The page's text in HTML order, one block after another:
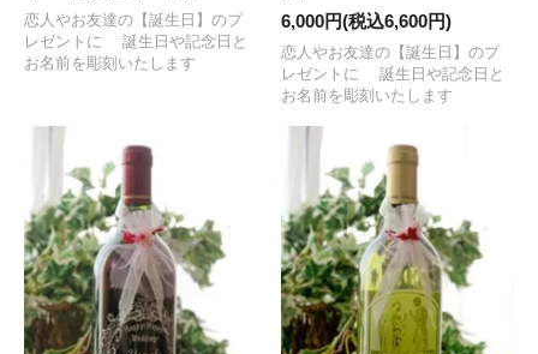
恋人やお友達の【誕生日】のプ
レゼントに 誕生日や記念日と
お名前を彫刻いたします
6,000円(税込6,600円)
恋人やお友達の【誕生日】のプ
レゼントに 誕生日や記念日と
お名前を彫刻いたします